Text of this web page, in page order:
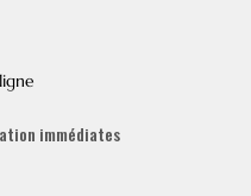
immédiates